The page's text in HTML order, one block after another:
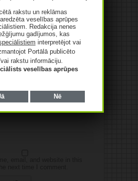
rakstu un reklāmas
veselības aprūpes
Redakcija nenes
gadījumos, kas
interpretējot vai
Portālā publicēto
rakstu informāciju.
veselības aprūpes
Nē